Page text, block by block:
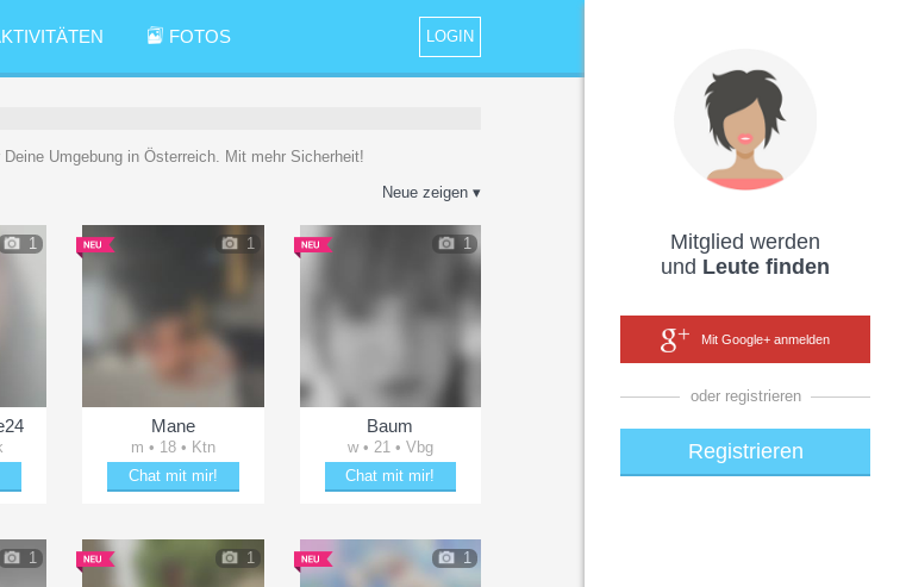
Mitglied werden
und Leute finden
Mit Google+ anmelden
oder registrieren
Registrieren
LOGIN
FOTOS
Umgebung in Österreich. Mit mehr Sicherheit!
Neue zeigen ▾
1 1
Mane
m • 18 • Ktn
Chat mit mir!
1
Baum
w • 21 • Vbg
Chat mit mir!
1 1 1